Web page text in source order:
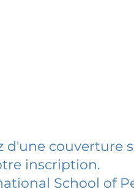
d'une couverture
inscription.
School of